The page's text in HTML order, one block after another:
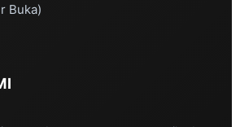
Buka)